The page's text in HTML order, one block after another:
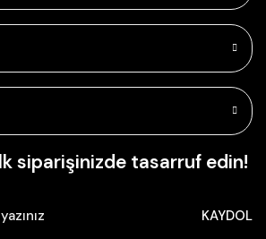
siparişinizde tasarruf edin!
KAYDOL